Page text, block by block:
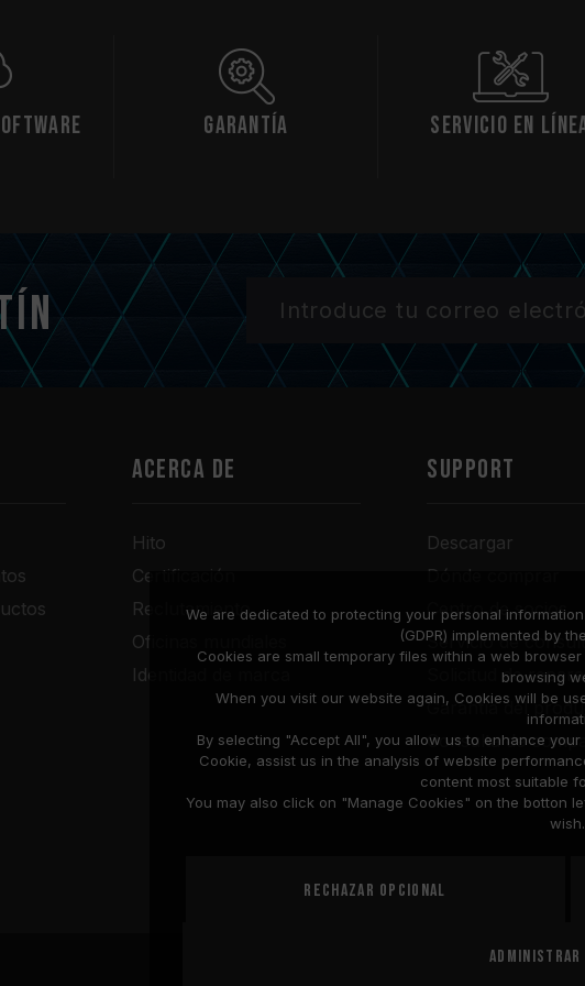
Garantía Servicio en
Acerca de
Hito
Certificación
Reclutamiento
Oficinas mundiales
Identidad de marca
SUPPORT
Descargar
Dónde comprar
Centro de socios
Servicio de
Solicitud de
Garantía del
Consulta de
We are dedicated to protecting your personal
(GDPR) implemented by
Cookies are small temporary files within a web
browsing
When you visit our website again, Cookies will be
By selecting "Accept All", you allow us to enhance
Cookie, assist us in the analysis of website
content most suitable
You may also click on "Manage Cookies" on the botton
wish.
Rechazar opcional
Administrar